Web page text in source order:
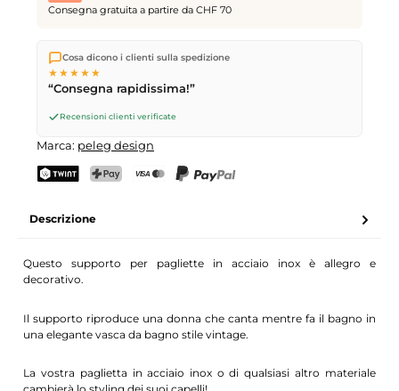
Il vostro nome Indirizzo e-mail
Invia richiesta
Consegna gratuita a partire da CHF 70
Spediamo direttamente dal nostro magazzino a Kriens, in
Svizzera.Consegna gratuitaa partire da
effettuati entro le
giorno lavorativo successivo
Cosa dicono i clienti sulla spedizione
★★★★★
“Consegna rapidissima!”
Recensioni clienti verificate
Marca: peleg design
Descrizione
Questo supporto per pagliette in acciaio inox è allegro e
decorativo.
Il supporto riproduce una donna che canta mentre fa il bagno in
una elegante vasca da bagno stile vintage.
La vostra paglietta in acciaio inox o di qualsiasi altro materiale